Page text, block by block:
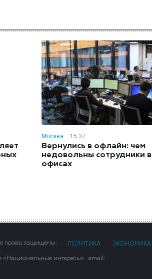
Москва 15:37
Вернулись в офлайн: чем
недовольны сотрудники в
офисах
права защищены. ПОЛИТИКА ЭКОНОМИКА
«Национальные интересы» . email: